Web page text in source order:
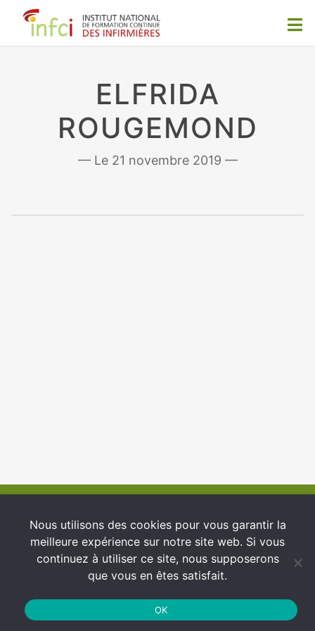
ELFRIDA
ROUGEMOND
21 novembre 2019
Nous utilisons des cookies pour vous garantir la
meilleure expérience sur notre site web. Si vous
continuez à utiliser ce site, nous supposerons
que vous en êtes satisfait.
OK
Conditions générales d’utilisation
Protection des Données